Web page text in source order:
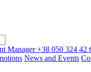
Manager+38 050 324 42
News and Events